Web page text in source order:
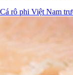
Cá rô phi Việt Nam